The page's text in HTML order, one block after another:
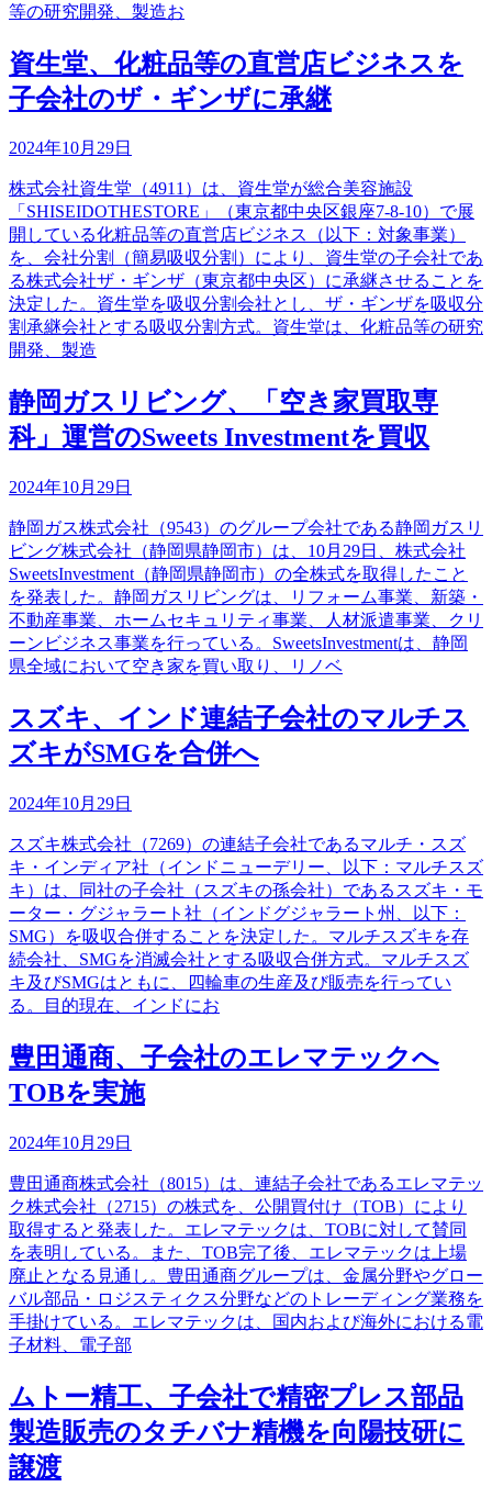
等の研究開発、製造お
資生堂、化粧品等の直営店ビジネスを
子会社のザ・ギンザに承継
2024年10月29日
株式会社資生堂（4911）は、資生堂が総合美容施設
「SHISEIDOTHESTORE」（東京都中央区銀座7-8-10）で展
開している化粧品等の直営店ビジネス（以下：対象事業）
を、会社分割（簡易吸収分割）により、資生堂の子会社であ
る株式会社ザ・ギンザ（東京都中央区）に承継させることを
決定した。資生堂を吸収分割会社とし、ザ・ギンザを吸収分
割承継会社とする吸収分割方式。資生堂は、化粧品等の研究
開発、製造
静岡ガスリビング、「空き家買取専
科」運営のSweets Investmentを買収
2024年10月29日
静岡ガス株式会社（9543）のグループ会社である静岡ガスリ
ビング株式会社（静岡県静岡市）は、10月29日、株式会社
SweetsInvestment（静岡県静岡市）の全株式を取得したこと
を発表した。静岡ガスリビングは、リフォーム事業、新築・
不動産事業、ホームセキュリティ事業、人材派遣事業、クリ
ーンビジネス事業を行っている。SweetsInvestmentは、静岡
県全域において空き家を買い取り、リノベ
スズキ、インド連結子会社のマルチス
ズキがSMGを合併へ
2024年10月29日
スズキ株式会社（7269）の連結子会社であるマルチ・スズ
キ・インディア社（インドニューデリー、以下：マルチスズ
キ）は、同社の子会社（スズキの孫会社）であるスズキ・モ
ーター・グジャラート社（インドグジャラート州、以下：
SMG）を吸収合併することを決定した。マルチスズキを存
続会社、SMGを消滅会社とする吸収合併方式。マルチスズ
キ及びSMGはともに、四輪車の生産及び販売を行ってい
る。目的現在、インドにお
豊田通商、子会社のエレマテックへ
TOBを実施
2024年10月29日
豊田通商株式会社（8015）は、連結子会社であるエレマテッ
ク株式会社（2715）の株式を、公開買付け（TOB）により
取得すると発表した。エレマテックは、TOBに対して賛同
を表明している。また、TOB完了後、エレマテックは上場
廃止となる見通し。豊田通商グループは、金属分野やグロー
バル部品・ロジスティクス分野などのトレーディング業務を
手掛けている。エレマテックは、国内および海外における電
子材料、電子部
ムトー精工、子会社で精密プレス部品
製造販売のタチバナ精機を向陽技研に
譲渡